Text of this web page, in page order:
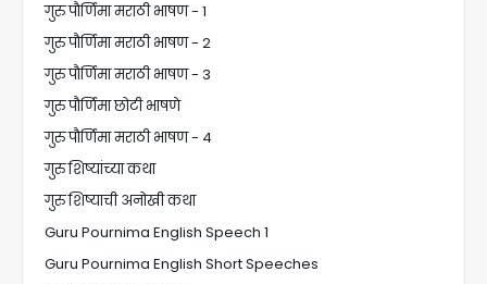
गुरु पौर्णिमा मराठी भाषण - 1
गुरु पौर्णिमा मराठी भाषण - 2
गुरु पौर्णिमा मराठी भाषण - 3
गुरु पौर्णिमा छोटी भाषणे
गुरु पौर्णिमा मराठी भाषण - 4
गुरु शिष्यांच्या कथा
गुरु शिष्याची अनोखी कथा
Guru Pournima English Speech 1
Guru Pournima English Short Speeches